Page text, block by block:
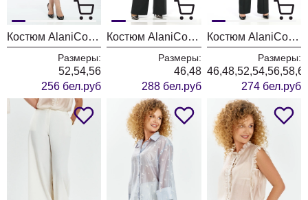
Костюм AlaniCollection 2582 черный + молоко
Размеры:
52,54,56
256 бел.руб
Костюм AlaniCollection 2581
Размеры:
46,48
288 бел.руб
Костюм AlaniCollection 2580 черный
Размеры:
274 бел.руб